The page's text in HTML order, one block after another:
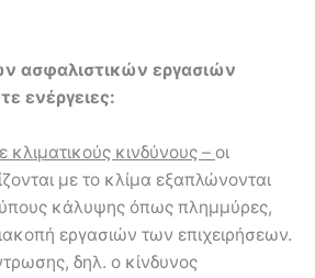
ασφαλιστικών εργασιών
ενέργειες:
κλιματικούς κινδύνους – οι
με το κλίμα εξαπλώνονται
κάλυψης όπως πλημμύρες,
εργασιών των επιχειρήσεων.
δηλ. ο κίνδυνος